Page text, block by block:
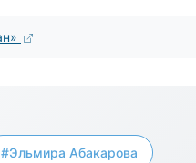
#Эльмира Абакарова